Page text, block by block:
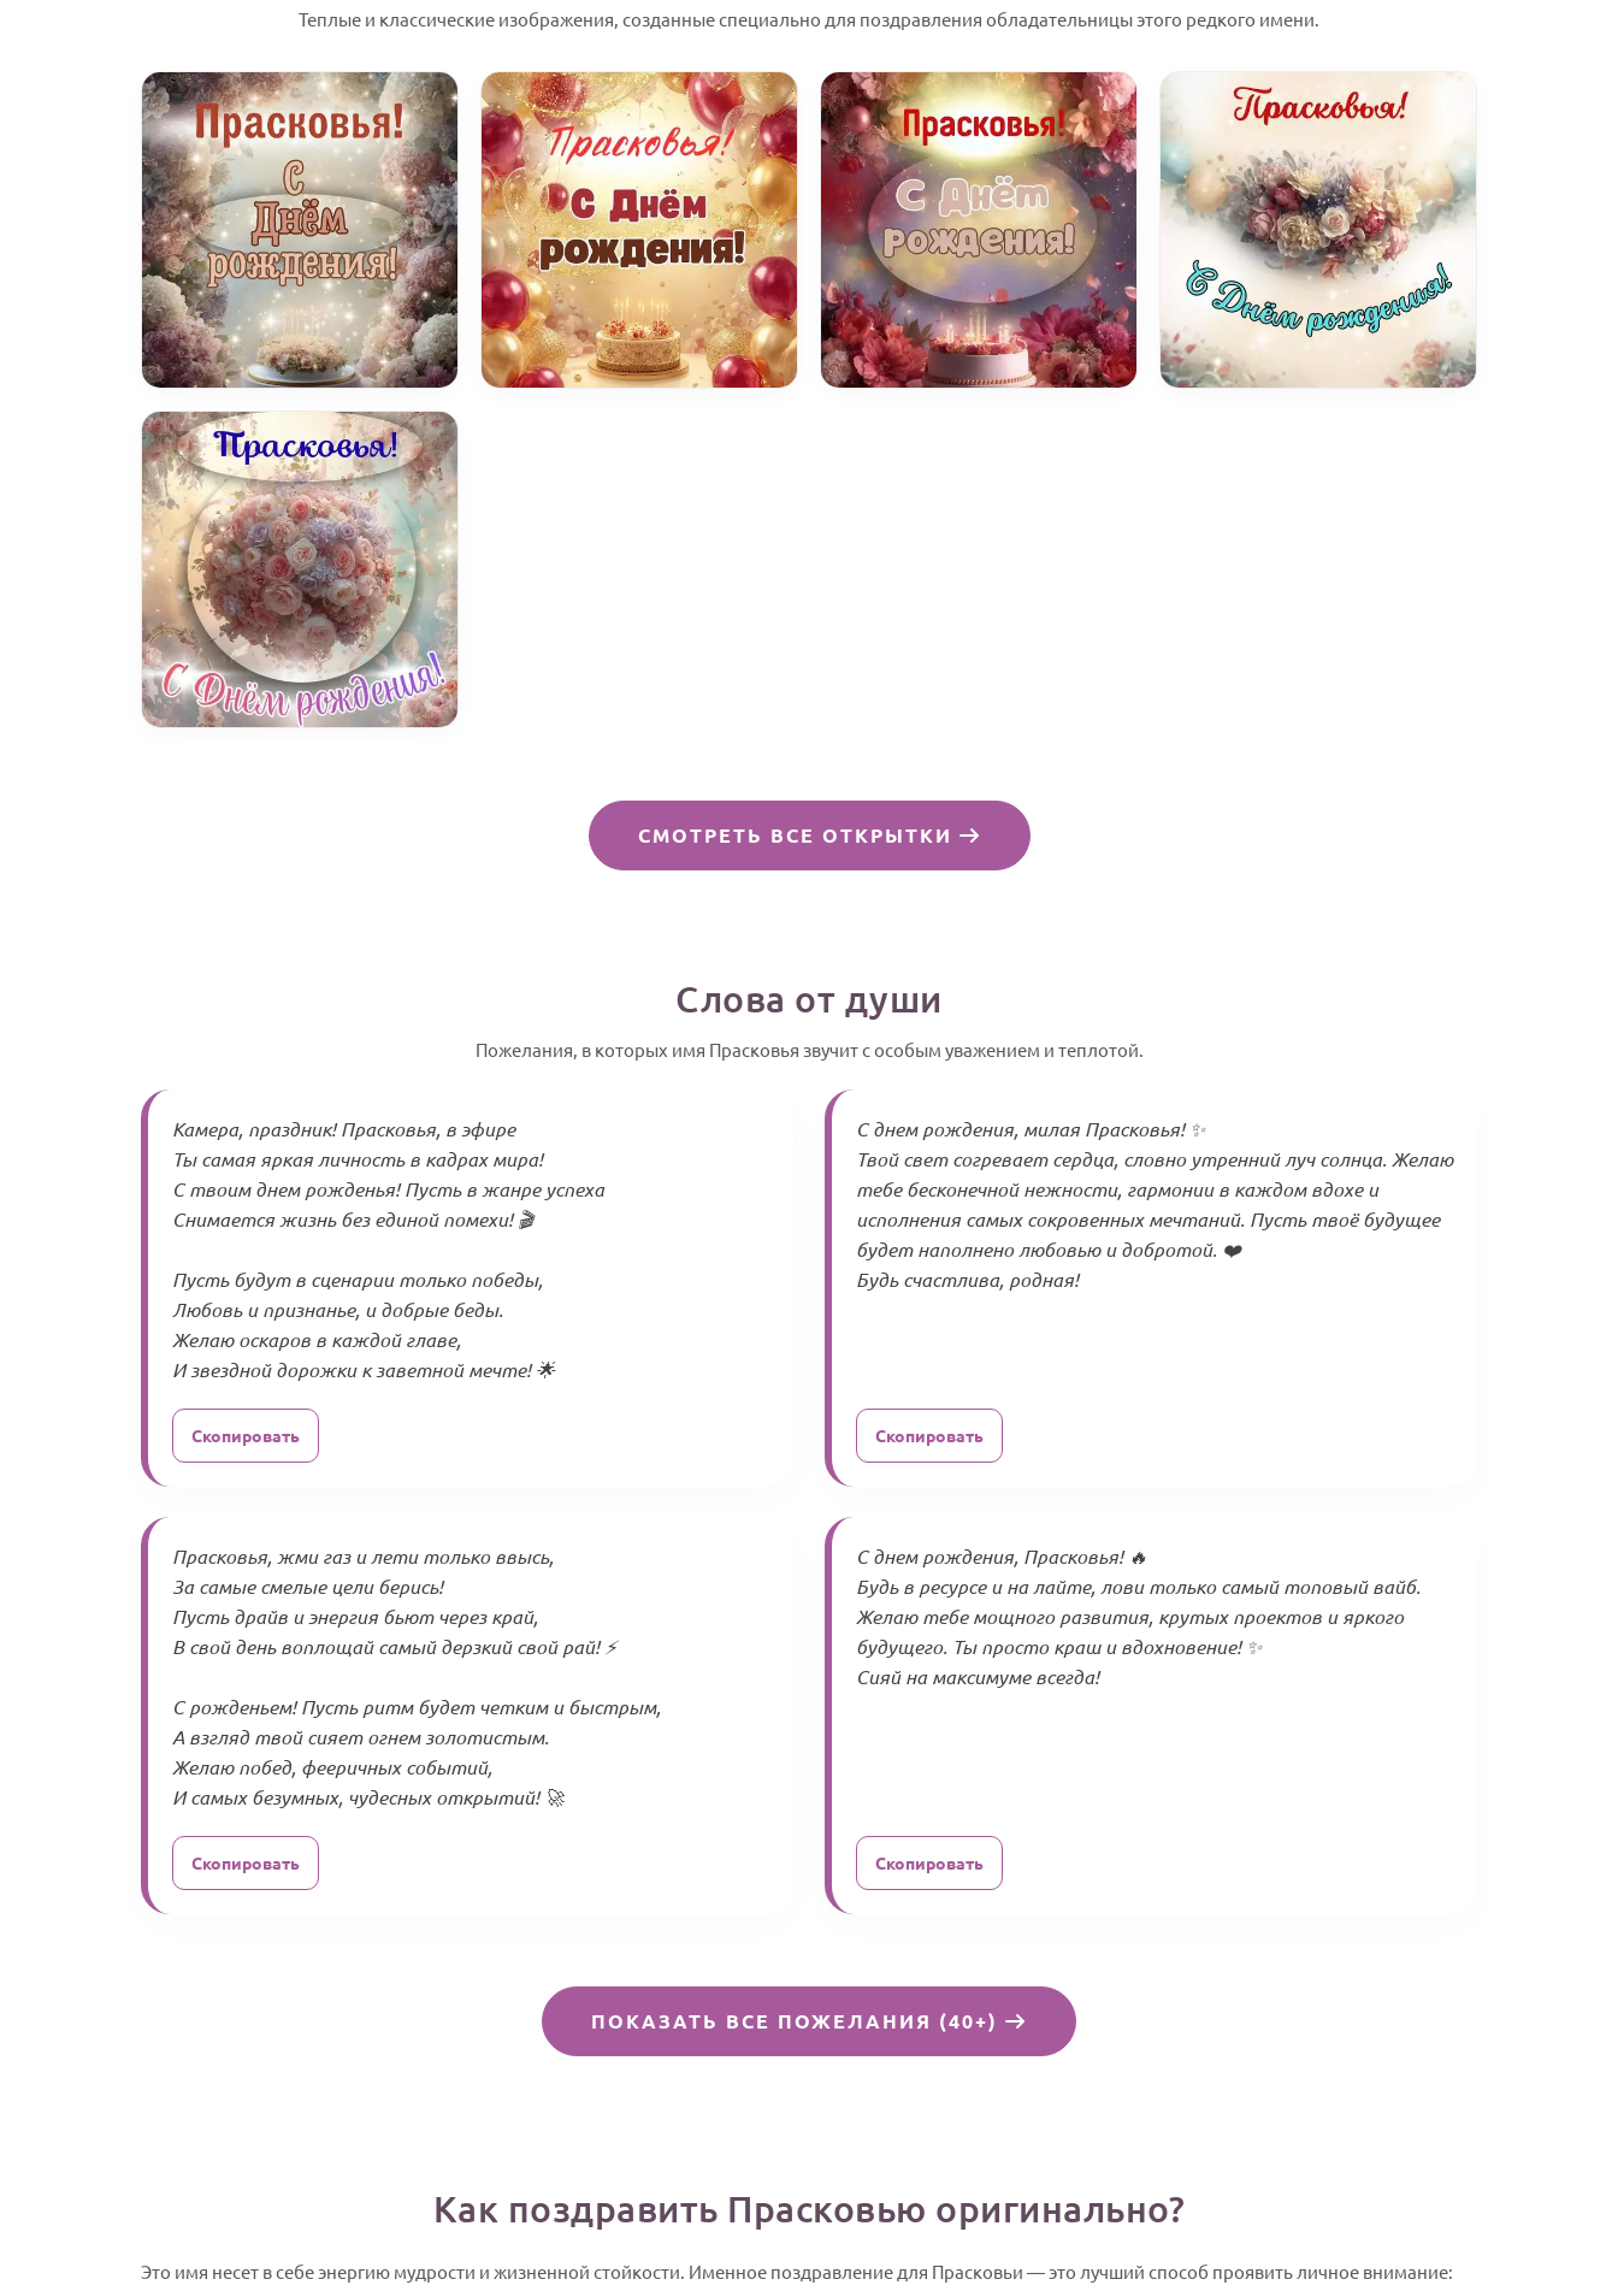
Теплые и классические изображения, созданные специально для поздравления обладательницы этого редкого имени.
СМОТРЕТЬ ВСЕ ОТКРЫТКИ
Слова от души
Пожелания, в которых имя Прасковья звучит с особым уважением и теплотой.
Камера, праздник! Прасковья, в эфире
Ты самая яркая личность в кадрах мира!
С твоим днем рожденья! Пусть в жанре успеха
Снимается жизнь без единой помехи! 🎬
Пусть будут в сценарии только победы,
Любовь и признанье, и добрые беды.
Желаю оскаров в каждой главе,
И звездной дорожки к заветной мечте! 🌟
Скопировать
С днем рождения, милая Прасковья! ✨
Твой свет согревает сердца, словно утренний луч солнца. Желаю
тебе бесконечной нежности, гармонии в каждом вдохе и
исполнения самых сокровенных мечтаний. Пусть твоё будущее
будет наполнено любовью и добротой. ❤️
Будь счастлива, родная!
Скопировать
Прасковья, жми газ и лети только ввысь,
За самые смелые цели берись!
Пусть драйв и энергия бьют через край,
В свой день воплощай самый дерзкий свой рай! ⚡
С рожденьем! Пусть ритм будет четким и быстрым,
А взгляд твой сияет огнем золотистым.
Желаю побед, фееричных событий,
И самых безумных, чудесных открытий! 🚀
Скопировать
С днем рождения, Прасковья! 🔥
Будь в ресурсе и на лайте, лови только самый топовый вайб.
Желаю тебе мощного развития, крутых проектов и яркого
будущего. Ты просто краш и вдохновение! ✨
Сияй на максимуме всегда!
Скопировать
ПОКАЗАТЬ ВСЕ ПОЖЕЛАНИЯ (40+)
Как поздравить Прасковью оригинально?
Это имя несет в себе энергию мудрости и жизненной стойкости. Именное поздравление для Прасковьи — это лучший способ проявить личное внимание: